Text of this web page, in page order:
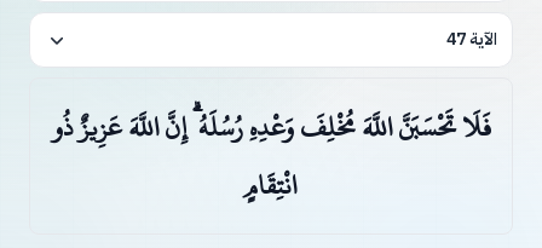
الآية 47
فَلَا تَحْسَبَنَّ اللَّهَ مُخْلِفَ وَعْدِهِ رُسُلَهُ ۗ إِنَّ اللَّهَ عَزِيزٌ ذُو
انْتِقَامٍ